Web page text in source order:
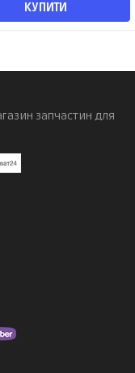
КУПИТИ
запчастин для